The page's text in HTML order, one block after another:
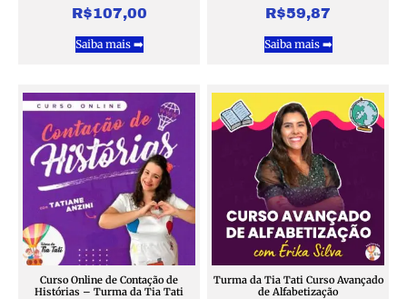
R$107,00
Saiba mais ➡️
R$59,87
Saiba mais ➡️
Curso Online de Contação de
Histórias – Turma da Tia Tati
Turma da Tia Tati Curso Avançado
de Alfabetização